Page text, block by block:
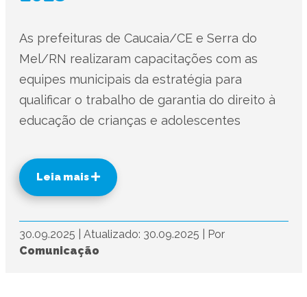
As prefeituras de Caucaia/CE e Serra do
Mel/RN realizaram capacitações com as
equipes municipais da estratégia para
qualificar o trabalho de garantia do direito à
educação de crianças e adolescentes
Leia mais
30.09.2025 Atualizado: 30.09.2025
Por
Comunicação